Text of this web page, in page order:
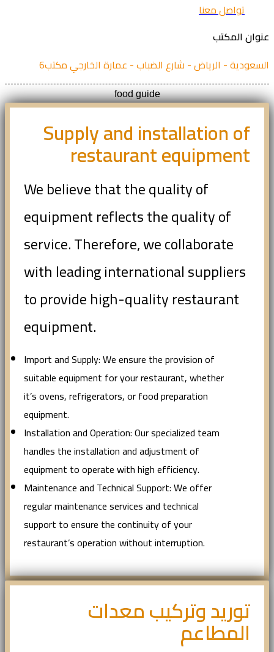
تواصل معنا
المكتب
- الرياض - شارع الضباب - عمارة الخارجي مكتب6
food guide
Supply and installation of
restaurant equipment
We believe that the quality of
equipment reflects the quality of
service. Therefore, we collaborate
with leading international suppliers
to provide high-quality restaurant
equipment.
Import and Supply: We ensure the provision of
suitable equipment for your restaurant, whether
it’s ovens, refrigerators, or food preparation
equipment.
Installation and Operation: Our specialized team
handles the installation and adjustment of
equipment to operate with high efficiency.
Maintenance and Technical Support: We offer
regular maintenance services and technical
support to ensure the continuity of your
restaurant’s operation without interruption.
توريد وتركيب معدات
المطاعم